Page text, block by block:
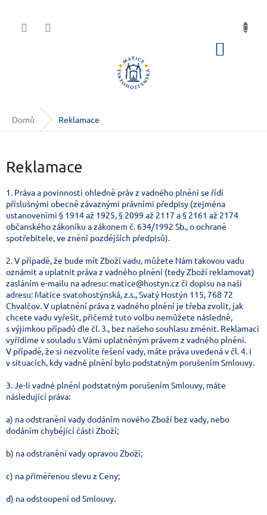
Domů Reklamace
Reklamace
1. Práva a povinnosti ohledně práv z vadného plnění se řídí
příslušnými obecně závaznými právními předpisy (zejména
ustanoveními § 1914 až 1925, § 2099 až 2117 a § 2161 až 2174
občanského zákoníku a zákonem č. 634/1992 Sb., o ochraně
spotřebitele, ve znění pozdějších předpisů).
2. V případě, že bude mít Zboží vadu, můžete Nám takovou vadu
oznámit a uplatnit práva z vadného plnění (tedy Zboží reklamovat)
zasláním e-mailu na adresu: matice@hostyn.cz či dopisu na naši
adresu: Matice svatohostýnská, z.s., Svatý Hostýn 115, 768 72
Chvalčov. V uplatnění práva z vadného plnění je třeba zvolit, jak
chcete vadu vyřešit, přičemž tuto volbu nemůžete následně,
s výjimkou případů dle čl. 3., bez našeho souhlasu změnit. Reklamaci
vyřídíme v souladu s Vámi uplatněným právem z vadného plnění.
V případě, že si nezvolíte řešení vady, máte práva uvedená v čl. 4. i
v situacích, kdy vadné plnění bylo podstatným porušením Smlouvy.
3. Je-li vadné plnění podstatným porušením Smlouvy, máte
následující práva:
a) na odstranění vady dodáním nového Zboží bez vady, nebo
dodáním chybějící části Zboží;
b) na odstranění vady opravou Zboží;
c) na přiměřenou slevu z Ceny;
d) na odstoupení od Smlouvy.